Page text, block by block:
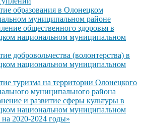
образования в Олонецком
муниципальном районе
общественного здоровья в
национальном муниципальном
добровольчества (волонтерства) в
национальном муниципальном
туризма на территории Олонецкого
муниципального района
и развитие сферы культуры в
национальном муниципальном
на 2020-2024 годы»